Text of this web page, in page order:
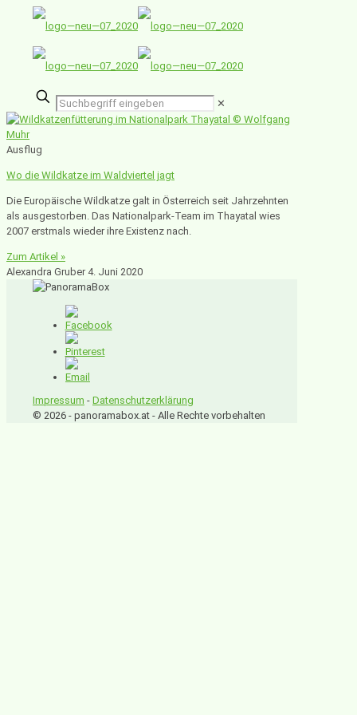
✕
Ausflug
Wo die Wildkatze im Waldviertel jagt
Die Europäische Wildkatze galt in Österreich seit Jahrzehnten
als ausgestorben. Das Nationalpark-Team im Thayatal wies
2007 erstmals wieder ihre Existenz nach.
Zum Artikel »
Alexandra Gruber4. Juni 2020
Impressum - Datenschutzerklärung
© 2026 - panoramabox.at - Alle Rechte vorbehalten